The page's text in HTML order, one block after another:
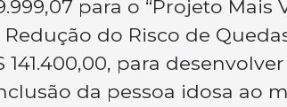
para o “Projeto Mais
do Risco de
para
da pessoa idosa ao